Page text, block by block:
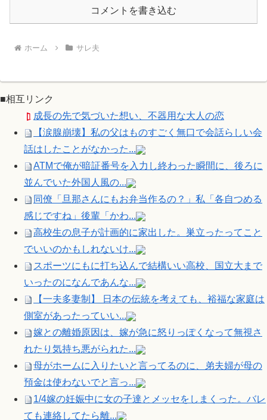
コメントを書き込む
ホーム サレ夫
■相互リンク
成長の先で気づいた想い、不器用な大人の恋
【涙腺崩壊】私の父はものすごく無口で会話らしい会
話はしたことがなかった...
ATMで俺が暗証番号を入力し終わった瞬間に、後ろに
並んでいた外国人風の...
同僚「旦那さんにもお弁当作るの？」私「各自つめる
感じですね」後輩「かわ...
高校生の息子が計画的に家出した。巣立ったってこと
でいいのかもしれないけ...
スポーツにもに打ち込んで結構いい高校、国立大まで
いったのになんであんな...
【一夫多妻制】 日本の伝統を考えても、裕福な家庭は
側室があったっていい...
嫁との離婚原因は、嫁が急に怒りっぽくなって無視さ
れたり気持ち悪がられた...
母がホームに入りたいと言ってるのに、弟夫婦が母の
預金は使わないでと言っ...
1/4嫁の妊娠中に女の子達とメッセをしまくった。バレ
ても連絡してたら離...